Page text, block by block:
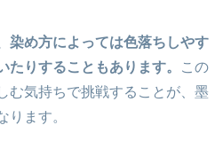
染め方によっては色落ちしやす
りすることもあります。
この
む気持ちで挑戦することが、墨
ります。